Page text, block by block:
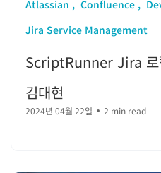
Atlassian Confluence
Jira Service Management
ScriptRunner Jira 로
김대현
2024년 04월 22일 2 min read